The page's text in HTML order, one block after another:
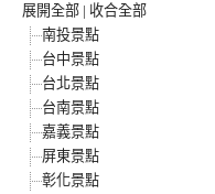
展開全部 | 收合全部
南投景點
台中景點
台北景點
台南景點
嘉義景點
屏東景點
彰化景點